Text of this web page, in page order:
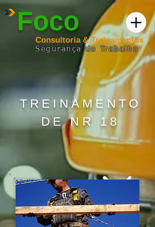
Foco
Consultoria & Treinamentos
Segurançado Trabalho
TREINAMENTO
DE NR 18